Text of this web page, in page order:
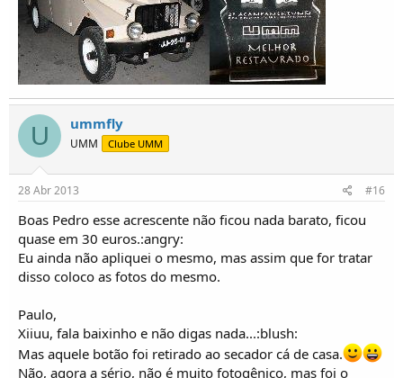
U ummfly
UMM Clube UMM
28 Abr 2013 #16
Boas Pedro esse acrescente não ficou nada barato, ficou
quase em 30 euros.:angry:
Eu ainda não apliquei o mesmo, mas assim que for tratar
disso coloco as fotos do mesmo.
Paulo,
Xiiuu, fala baixinho e não digas nada...:blush:
Mas aquele botão foi retirado ao secador cá de casa.
Não, agora a sério, não é muito fotogênico, mas foi o